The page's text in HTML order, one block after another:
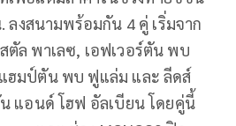
ลงสนามพร้อมกัน 4 คู่ เริ่มจาก
ล พาเลซ, เอฟเวอร์ตัน พบ
ฮมป์ตัน พบ ฟูแล่ม และ ลีดส์
แอนด์ โฮฟ อัลเบียน โดยคู่นี้